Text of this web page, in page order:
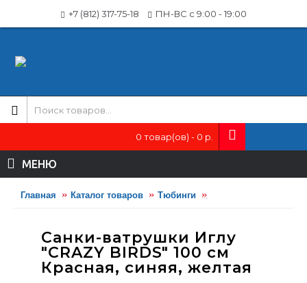
+7 (812) 317-75-18 ПН-ВС с 9:00 - 19:00
0 товар(ов) - 0 р.
МЕНЮ
Главная Каталог товаров Тюбинги
Санки-ватрушки Иглу
"CRAZY BIRDS" 100 см
Красная, синяя, желтая